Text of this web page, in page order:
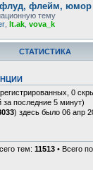
флейм, юмор
тему
lt.ak vova_k
СТАТИСТИКА
0
за последние 5 минут)
) здесь было 06 апр
тем: 11513 • Всего